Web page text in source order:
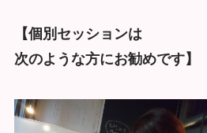
【個別セッションは
次のような方にお勧めです】